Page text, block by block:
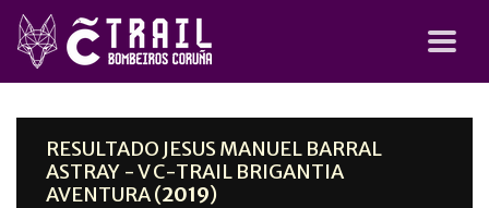
RESULTADO JESUS MANUEL BARRAL
ASTRAY - V C-TRAIL BRIGANTIA
AVENTURA (2019)